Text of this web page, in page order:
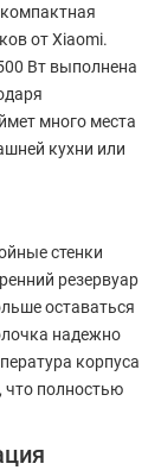
от Xiaomi.
Вт выполнена
много места
кухни или
стенки
резервуар
оставаться
надежно
корпуса
что полностью